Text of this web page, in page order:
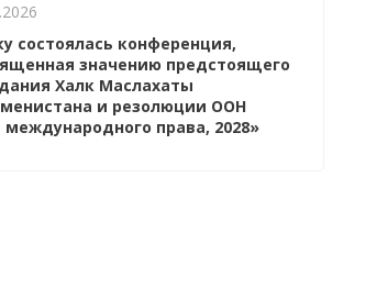
состоялась конференция,
значению предстоящего
Халк Маслахаты
и резолюции ООН
международного права, 2028»